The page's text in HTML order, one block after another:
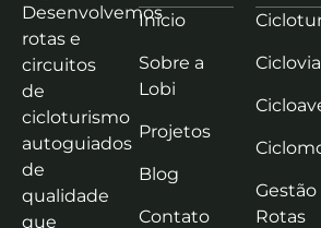
Desenvolvemos
rotas e
circuitos
de
cicloturismo
autoguiados
de
qualidade
que
Início
Sobre a
Lobi
Projetos
Blog
Contato
Gestão
Rotas